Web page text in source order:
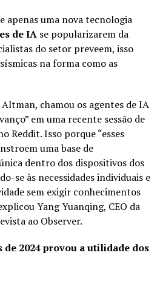
apenas uma nova tecnologia
de IA se popularizarem da
do setor preveem, isso
na forma como as
Altman, chamou os agentes de IA
em uma recente sessão de
Reddit. Isso porque “esses
uma base de
dentro dos dispositivos dos
se às necessidades individuais e
sem exigir conhecimentos
Yang Yuanqing, CEO da
ao Observer.
2024 provou a utilidade dos